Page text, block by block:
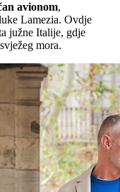
avionom,
Lamezia. Ovdje
južne Italije, gdje
mora.